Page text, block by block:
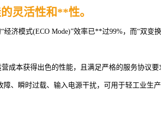
灵活性和**性。
模式(ECO Mode)”效率已**过99%，而“双变换
成本获得出色的性能，且满足严格的服务协议
、瞬时过载、输入电源干扰，可用于轻工业生产